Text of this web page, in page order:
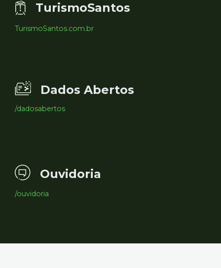
TurismoSantos
TurismoSantos.com.br
Dados Abertos
/dadosabertos
Ouvidoria
/ouvidoria